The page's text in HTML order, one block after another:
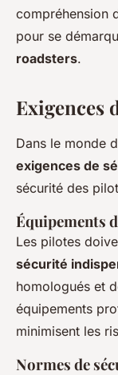
compréhension
pour se
roadsters.
Exigences
Dans le monde
exigences de
sécurité des
Équipements
Les pilotes
sécurité
homologués et
équipements
minimisent les
Normes de